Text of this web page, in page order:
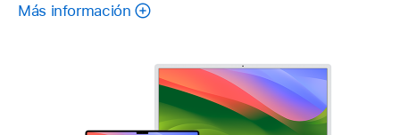
Más información sobre
reacondicionado.